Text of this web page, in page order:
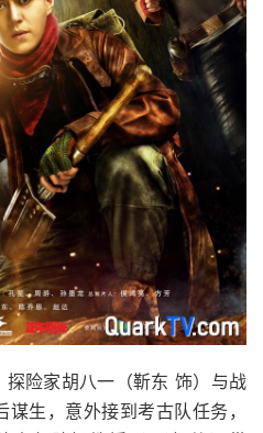
险家胡八一（靳东 饰）与战
生，意外接到考古队任务，